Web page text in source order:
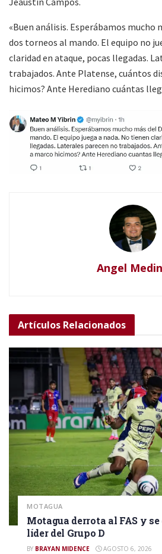
«Buen análisis. Esperábamos mucho
dos torneos al mando. El equipo no
claridad en ataque, pocas llegadas.
trabajados. Ante Platense, cuántos
hicimos? Ante Herediano cuántas
Angel
Artículos Relacionados
MOTAGUA
Motagua derrota al FAS y
líder del Grupo D
BY BRAYAN MIDENCE AGOSTO 6, 2026